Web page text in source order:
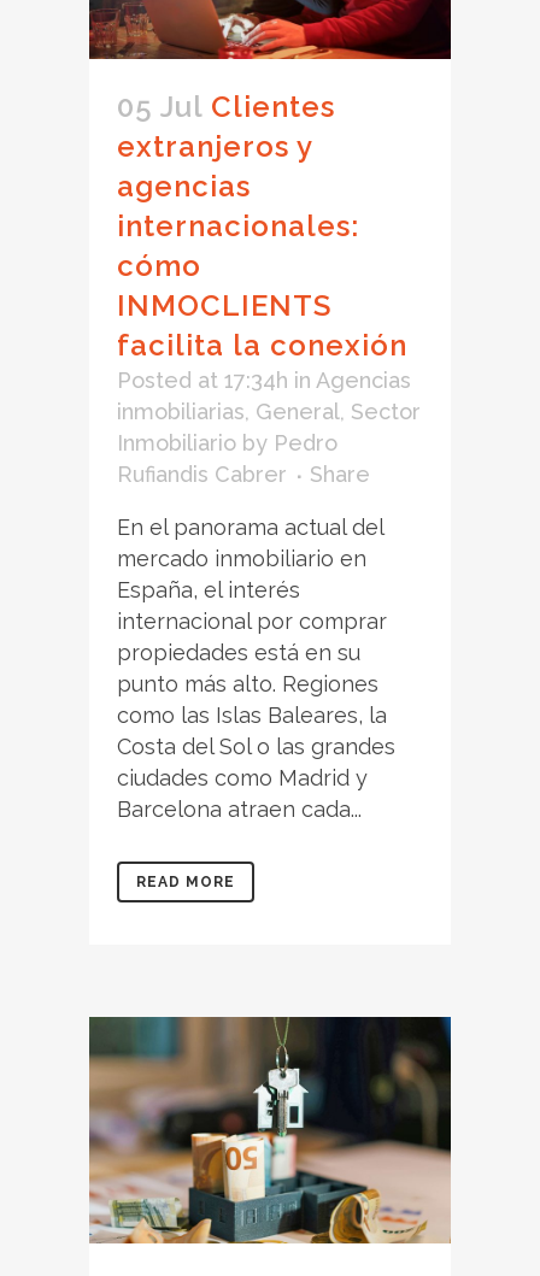
05 Jul Clientes
extranjeros y
agencias
internacionales:
cómo
INMOCLIENTS
facilita la conexión
Posted at 17:34h in Agencias
inmobiliarias, General, Sector
Inmobiliario by Pedro
Rufiandis Cabrer
Share
En el panorama actual del
mercado inmobiliario en
España, el interés
internacional por comprar
propiedades está en su
punto más alto. Regiones
como las Islas Baleares, la
Costa del Sol o las grandes
ciudades como Madrid y
Barcelona atraen cada...
READ MORE